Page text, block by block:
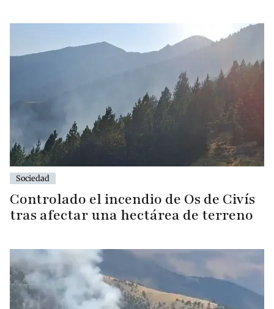
Sociedad
Controlado el incendio de Os de Civís
tras afectar una hectárea de terreno